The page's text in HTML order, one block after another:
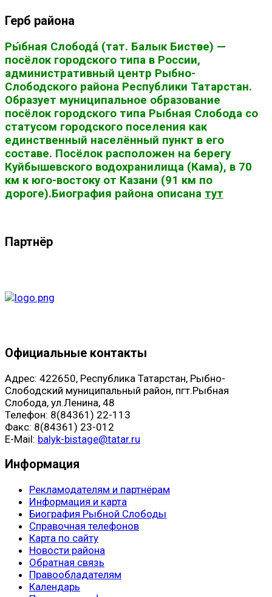
Герб района
Ры́бная Слобода́ (тат. Балык Бистәсе) —
посёлок городского типа в России,
административный центр Рыбно-
Слободского района Республики Татарстан.
Образует муниципальное образование
посёлок городского типа Рыбная Слобода со
статусом городского поселения как
единственный населённый пункт в его
составе. Посёлок расположен на берегу
Куйбышевского водохранилища (Кама), в 70
км к юго-востоку от Казани (91 км по
дороге).Биография района описана тут
Партнёр
Официальные контакты
Адрес: 422650, Республика Татарстан, Рыбно-
Слободский муниципальный район, пгт.Рыбная
Слобода, ул.Ленина, 48
Телефон: 8(84361) 22-113
Факс: 8(84361) 23-012
E-Mail: balyk-bistage@tatar.ru
Информация
Рекламодателям и партнёрам
Информация и карта
Биография Рыбной Слободы
Справочная телефонов
Карта по сайту
Новости района
Обратная связь
Правообладателям
Календарь